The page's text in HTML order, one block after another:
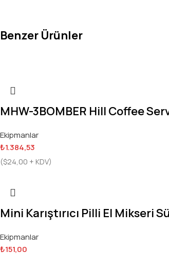
Benzer Ürünler
MHW-3BOMBER Hill Coffee
Ekipmanlar
₺1.384,53
($24,00 + KDV)
Mini Karıştırıcı Pilli El Mikseri
Ekipmanlar
₺151,00